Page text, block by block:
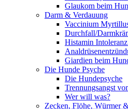
Glaukom beim
Darm & Verdauung
Vaccinium
Durchfall/
Histamin
Giardien beim
Die Hunde Psyche
Die Hundepsyche
Trennungsangst
Wer will was?
Zecken, Flöhe, Würmer